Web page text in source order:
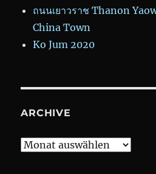
ถนนเยาวราช Thanon
China Town
Ko Jum 2020
ARCHIVE
Archive